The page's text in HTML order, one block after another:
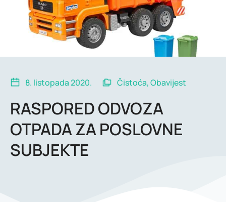
8. listopada 2020. Čistoća,Obavijest
RASPORED ODVOZA
OTPADA ZA POSLOVNE
SUBJEKTE